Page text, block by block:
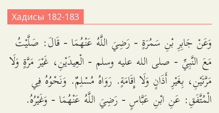
Хадисы 182-183
وَعَنْ جَابِرِ بْنِ سَمُرَةٍ - رَضِيَ اللَّهُ عَنْهُمَا - قَالَ: صَلَّيْتُ
مَعَ النَّبِيِّ - صلى الله عليه وسلم - الْعِيدَيْنِ، غَيْرَ مَرَّةٍ وَلَا
مَرَّتَيْنِ، بِغَيْرِ أَذَانٍ وَلَا إِقَامَةٍ. رَوَاهُ مُسْلِمٌ. وَنَحْوُهُ فِي
الْمُتَّفَقِ: عَنِ ابْنِ عَبَّاسٍ - رَضِيَ اللَّهُ عَنْهُمَا - وَغَيْرُهُ.